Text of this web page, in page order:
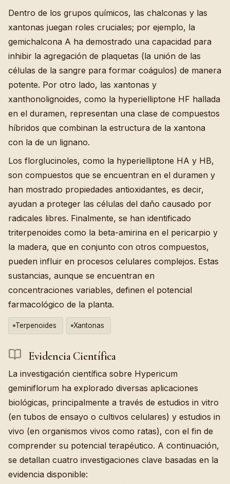
Dentro de los grupos químicos, las chalconas y las
xantonas juegan roles cruciales; por ejemplo, la
gemichalcona A ha demostrado una capacidad para
inhibir la agregación de plaquetas (la unión de las
células de la sangre para formar coágulos) de manera
potente. Por otro lado, las xantonas y
xanthonolignoides, como la hyperielliptone HF hallada
en el duramen, representan una clase de compuestos
híbridos que combinan la estructura de la xantona
con la de un lignano.
Los florglucinoles, como la hyperielliptone HA y HB,
son compuestos que se encuentran en el duramen y
han mostrado propiedades antioxidantes, es decir,
ayudan a proteger las células del daño causado por
radicales libres. Finalmente, se han identificado
triterpenoides como la beta-amirina en el pericarpio y
la madera, que en conjunto con otros compuestos,
pueden influir en procesos celulares complejos. Estas
sustancias, aunque se encuentran en
concentraciones variables, definen el potencial
farmacológico de la planta.
Terpenoides Xantonas
Evidencia Científica
La investigación científica sobre Hypericum
geminiflorum ha explorado diversas aplicaciones
biológicas, principalmente a través de estudios in vitro
(en tubos de ensayo o cultivos celulares) y estudios in
vivo (en organismos vivos como ratas), con el fin de
comprender su potencial terapéutico. A continuación,
se detallan cuatro investigaciones clave basadas en la
evidencia disponible: